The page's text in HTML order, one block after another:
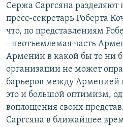
Сержа Саргсяна разделяют
пресс-секретарь Роберта
что, по представлениям
- неотъемлемая часть
Армении в какой бы то ни
организации не может
барьеров между
это и большой оптимизм,
воплощения своих
Саргсяна в ближайшее